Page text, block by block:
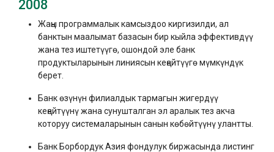
2008
Жаңы программалык камсыздоо киргизилди, ал
банктын маалымат базасын бир кыйла эффективдүү
жана тез иштетүүгө, ошондой эле банк
продуктыларынын линиясын кеңейтүүгө мүмкүндүк
берет.
Банк өзүнүн филиалдык тармагын жигердүү
кеңейтүүнү жана сунушталган эл аралык тез акча
которуу системаларынын санын көбөйтүүнү улантты.
Банк Борбордук Азия фондулук биржасында листинг